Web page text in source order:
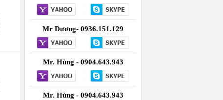
Mr Dương- 0936.151.129
Mr. Hùng - 0904.643.943
Mr. Hùng - 0904.643.943